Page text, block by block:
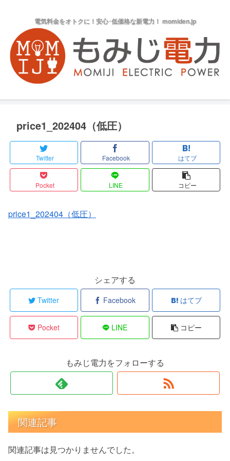
電気料金をオトクに！安心･低価格な新電力！ momiden.jp
price1_202404（低圧）
Twitter Facebook はてブ
Pocket LINE コピー
price1_202404（低圧）
シェアする
Twitter Facebook はてブ
Pocket LINE コピー
もみじ電力をフォローする
関連記事
関連記事は見つかりませんでした。